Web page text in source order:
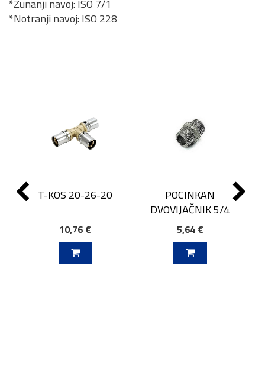
*Zunanji navoj: ISO 7/1
*Notranji navoj: ISO 228
T-KOS 20-26-20
10,76 €
POCINKAN
DVOVIJAČNIK 5/4
5,64 €